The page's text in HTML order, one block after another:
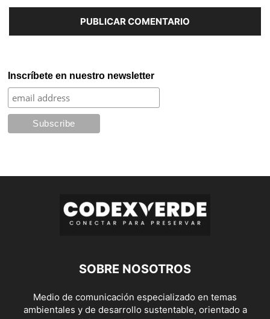
Inscríbete en nuestro newsletter
SOBRE NOSOTROS
Medio de comunicación especializado en temas
ambientales y de desarrollo sustentable, orientado a